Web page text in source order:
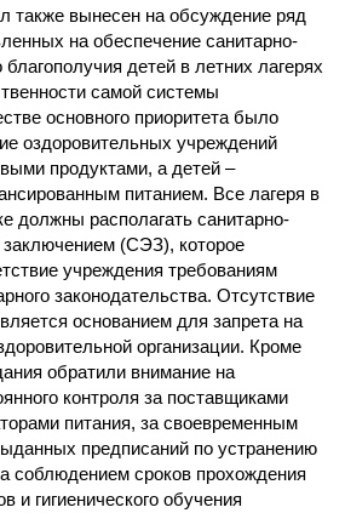
также вынесен на обсуждение ряд
на обеспечение санитарно-
благополучия детей в летних лагерях
самой системы
основного приоритета было
оздоровительных учреждений
продуктами, а детей –
питанием. Все лагеря в
должны располагать санитарно-
(СЭЗ), которое
учреждения требованиям
законодательства. Отсутствие
основанием для запрета на
организации. Кроме
обратили внимание на
контроля за поставщиками
питания, за своевременным
предписаний по устранению
соблюдением сроков прохождения
и гигиенического обучения